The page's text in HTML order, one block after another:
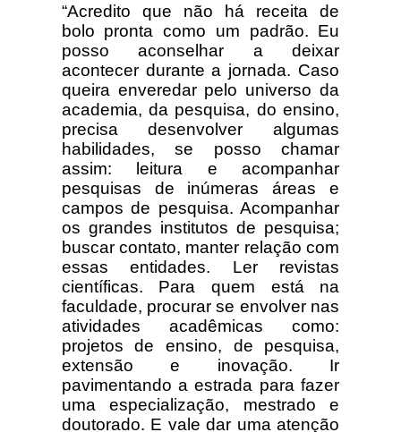
“Acredito que não há receita de
bolo pronta como um padrão. Eu
posso aconselhar a deixar
acontecer durante a jornada. Caso
queira enveredar pelo universo da
academia, da pesquisa, do ensino,
precisa desenvolver algumas
habilidades, se posso chamar
assim: leitura e acompanhar
pesquisas de inúmeras áreas e
campos de pesquisa. Acompanhar
os grandes institutos de pesquisa;
buscar contato, manter relação com
essas entidades. Ler revistas
científicas. Para quem está na
faculdade, procurar se envolver nas
atividades acadêmicas como:
projetos de ensino, de pesquisa,
extensão e inovação. Ir
pavimentando a estrada para fazer
uma especialização, mestrado e
doutorado. E vale dar uma atenção